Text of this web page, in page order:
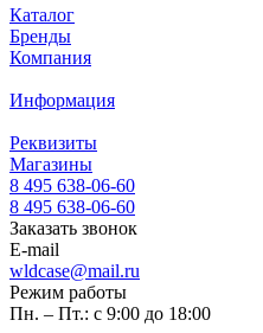
Каталог
Бренды
Компания
Информация
Реквизиты
Магазины
8 495 638-06-60
8 495 638-06-60
Заказать звонок
E-mail
wldcase@mail.ru
Режим работы
Пн. – Пт.: с 9:00 до 18:00